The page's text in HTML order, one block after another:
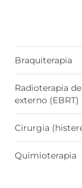
Braquiterapia
Radioterapia
externo (EBRT)
Cirurgia
Quimioterapia